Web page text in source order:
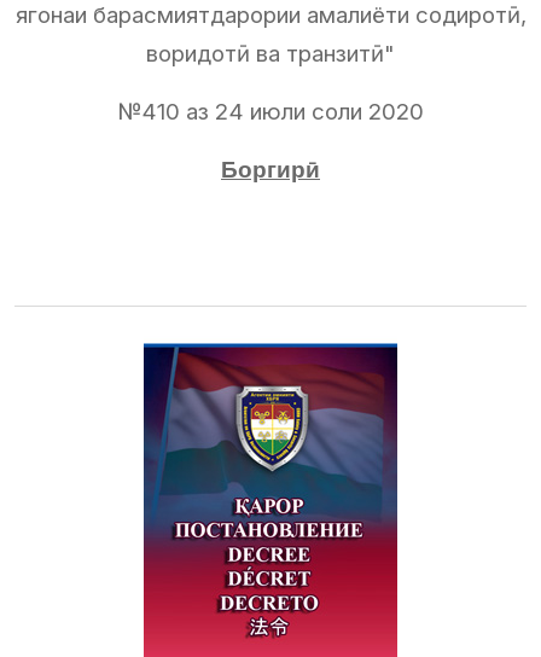
ягонаи барасмиятдарории амалиёти содиротӣ,
воридотӣ ва транзитӣ"
№410 аз 24 июли соли 2020
Боргирӣ